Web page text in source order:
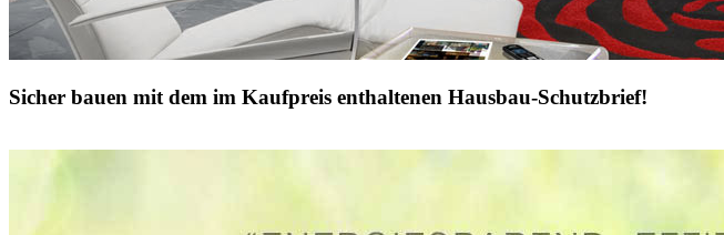
Sicher bauen mit dem im Kaufpreis enthaltenen Hausbau-Schutzbrief!